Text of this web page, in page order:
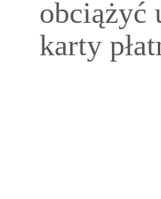
obciążyć
karty